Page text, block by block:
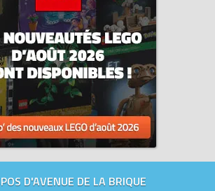
D'AVENUE DE LA BRIQUE